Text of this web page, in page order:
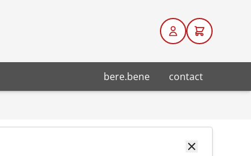
bere.bene contact